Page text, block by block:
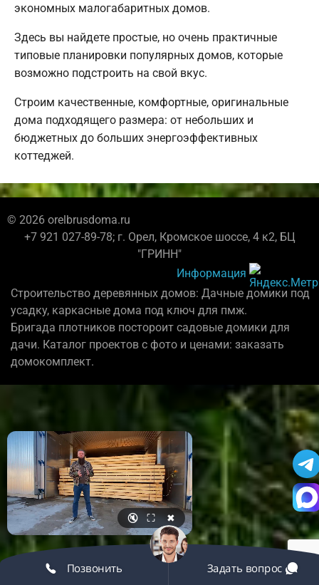
экономных малогабаритных домов.
Здесь вы найдете простые, но очень практичные
типовые планировки популярных домов, которые
возможно подстроить на свой вкус.
Строим качественные, комфортные, оригинальные
дома подходящего размера: от небольших и
бюджетных до больших энергоэффективных
коттеджей.
© 2026 orelbrusdoma.ru
+7 921 027-89-78; г. Орел, Кромское шоссе, 4 к2, БЦ
"ГРИНН"
Информация
Строительство деревянных домов: Дачные домики под
усадку, каркасные дома под ключ для пмж.
Бригада плотников постороит садовые домики для
дачи. Каталог проектов с фото и ценами: заказать
домокомплект.
🔇 ⛶ ✖
Позвонить Задать вопрос